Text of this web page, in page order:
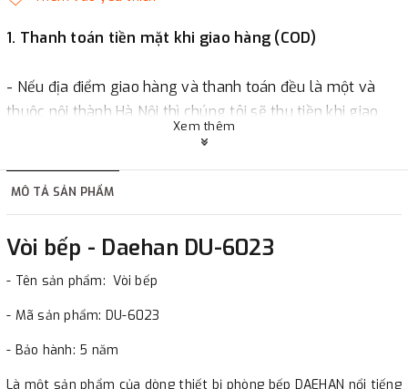
1. Thanh toán tiền mặt khi giao hàng (COD)
- Nếu địa điểm giao hàng và thanh toán đều là một và
thuộc nội thành Hà Nội thì chúng tôi sẽ thu tiền khi giao
hàng hoặc khách hàng đặt tiền trước một phần giá trị đơn
2. Thanh toán trực tiếp tại :
-Showroom Thanh HươngĐịa chỉ : 23 phố Cát Linh,
phường Cát Linh, quận Đống Đa, Hà Nội.
- Nếu địa điểm giao hàng khác với địa điểm thanh toán
Xem thêm
MÔ TẢ SẢN PHẨM
Vòi bếp - Daehan DU-6023
- Tên sản phẩm: Vòi bếp
- Mã sản phẩm: DU-6023
- Bảo hành: 5 năm
Là một sản phẩm của dòng thiết bị phòng bếp DAEHAN nổi tiếng